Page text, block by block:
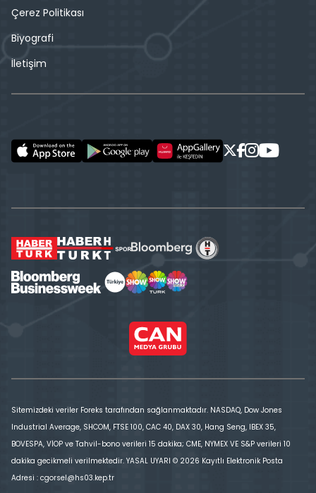
Çerez Politikası
Biyografi
İletişim
Sitemizdeki veriler Foreks tarafından sağlanmaktadır. NASDAQ, Dow Jones
Industrial Average, SHCOM, FTSE 100, CAC 40, DAX 30, Hang Seng, IBEX 35,
BOVESPA, VİOP ve Tahvil-bono verileri 15 dakika; CME, NYMEX VE S&P verileri 10
dakika gecikmeli verilmektedir. YASAL UYARI © 2026 Kayıtlı Elektronik Posta
Adresi : cgorsel@hs03.kep.tr